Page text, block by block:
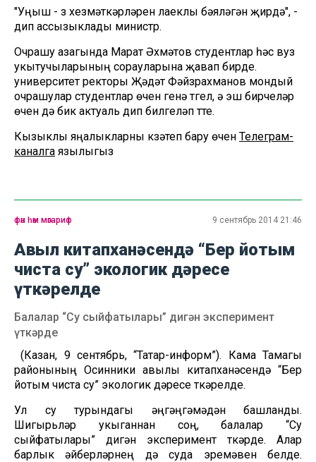
"Уңыш - үз хезмәткәрләрен лаеклы бәяләгән җирдә", -
дип ассызыклады министр.
Очрашу азагында Марат Әхмәтов студентлар һәс вуз
укытучыларының сорауларына җавап бирде.
университет ректоры Җәүдәт Фәйзрахманов мондый
очрашулар студентлар өчен генә түгел, ә эш бирүчеләр
өчен дә бик актуаль дип билгеләп үтте.
Кызыклы яңалыкларны күзәтеп бару өчен Телеграм-
каналга язылыгыз
фән һәм мәгариф 9 сентябрь 2014 21:46
Авыл китапханәсендә “Бер йотым
чиста су” экологик дәресе
үткәрелде
Балалар “Су сыйфатылары” дигән эксперимент
үткәрде
(Казан, 9 сентябрь, “Татар-информ”). Кама Тамагы
районының Осинники авылы китапханәсендә “Бер
йотым чиста су” экологик дәресе үткәрелде.
Ул су турындагы әңгәңгәмәдән башланды.
Шигырьләр укыганнан соң, балалар “Су
сыйфатылары” дигән эксперимент үткәрде. Алар
барлык әйберләрнең дә суда эремәвен белде.